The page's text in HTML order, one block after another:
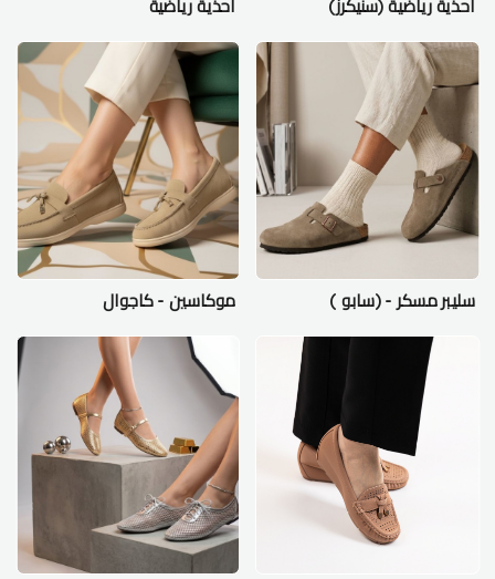
احذية رياضية (سنيكرز) احذية رياضية
سليبر مسكر - (سابو ) موكاسين - كاجوال